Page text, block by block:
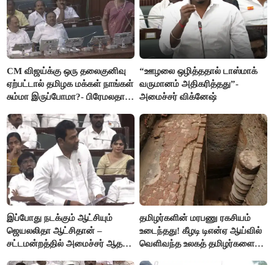
CM விஜய்க்கு ஒரு தலைகுனிவு
ஏற்பட்டால் தமிழக மக்கள் நாங்கள்
சும்மா இருப்போமா?- பிரேமலதா
“ஊழலை ஒழித்ததால் டாஸ்மாக்
வருமானம் அதிகரித்தது”-
அமைச்சர் விக்னேஷ்
இப்போது நடக்கும் ஆட்சியும்
ஜெயலலிதா ஆட்சிதான் –
சட்டமன்றத்தில் அமைச்சர் ஆதவ்
தமிழர்களின் மரபணு ரகசியம்
உடைந்தது! கீழடி டிஎன்ஏ ஆய்வில்
வெளிவந்த உலகத் தமிழர்களை